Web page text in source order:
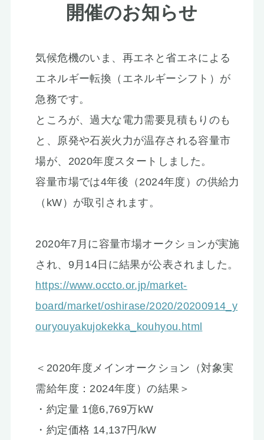
開催のお知らせ
気候危機のいま、再エネと省エネによる
エネルギー転換（エネルギーシフト）が
急務です。
ところが、過大な電力需要見積もりのも
と、原発や石炭火力が温存される容量市
場が、2020年度スタートしました。
容量市場では4年後（2024年度）の供給力
（kW）が取引されます。
2020年7月に容量市場オークションが実施
され、9月14日に結果が公表されました。
https://www.occto.or.jp/market-
board/market/oshirase/2020/20200914_y
ouryouyakujokekka_kouhyou.html
＜2020年度メインオークション（対象実
需給年度：2024年度）の結果＞
・約定量 1億6,769万kW
・約定価格 14,137円/kW